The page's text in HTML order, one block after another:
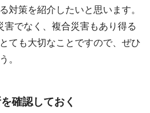
対策を紹介したいと思います。
害でなく、複合災害もあり得る
ても大切なことですので、ぜひ
。
確認しておく